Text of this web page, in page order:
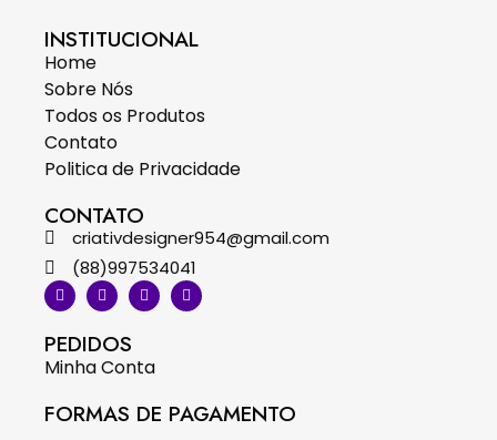
INSTITUCIONAL
Home
Sobre Nós
Todos os Produtos
Contato
Politica de Privacidade
CONTATO
criativdesigner954@gmail.com
(88)997534041
PEDIDOS
Minha Conta
FORMAS DE PAGAMENTO